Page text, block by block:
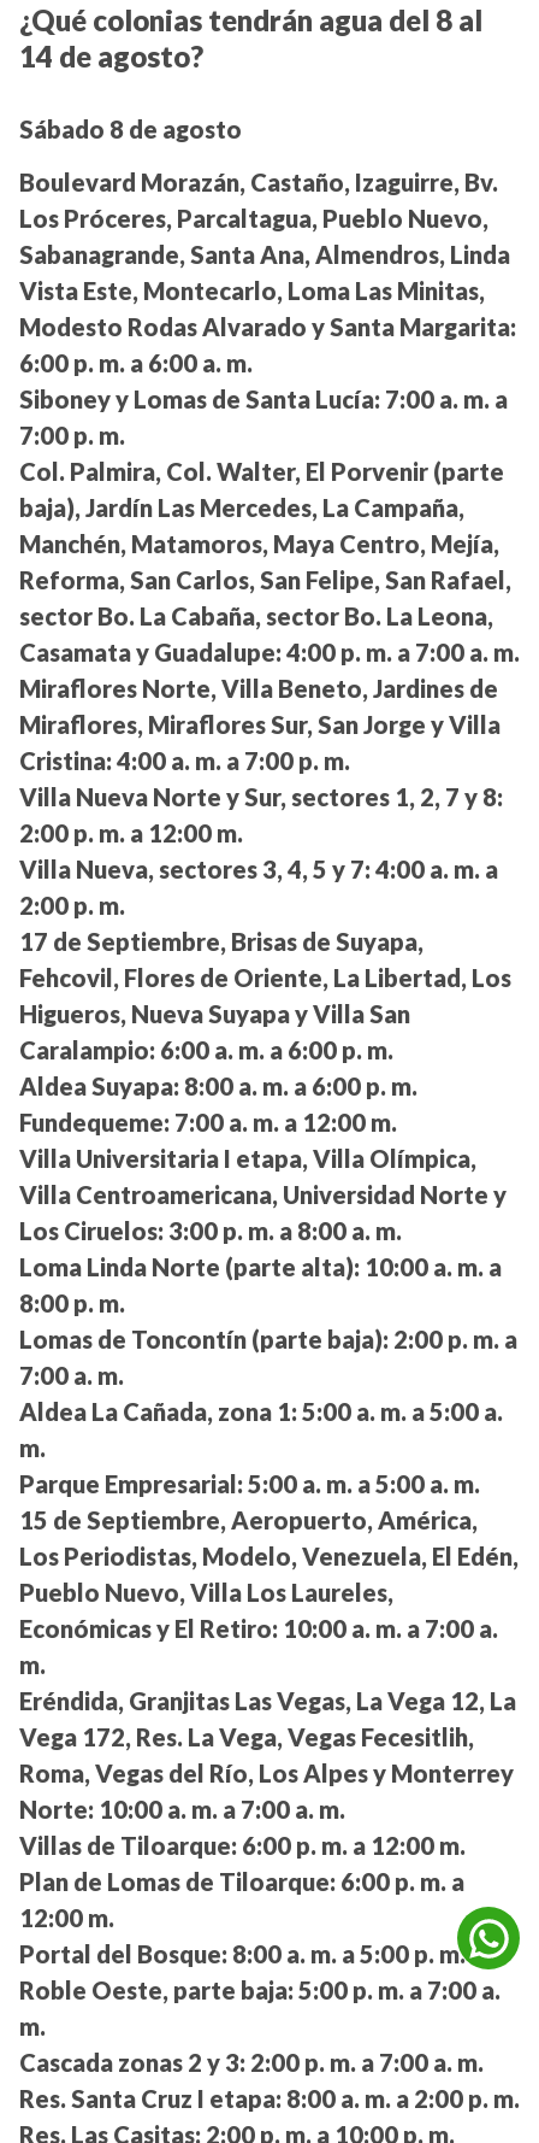
¿Qué colonias tendrán agua del 8 al
14 de agosto?
Sábado 8 de agosto
Boulevard Morazán, Castaño, Izaguirre, Bv.
Los Próceres, Parcaltagua, Pueblo Nuevo,
Sabanagrande, Santa Ana, Almendros, Linda
Vista Este, Montecarlo, Loma Las Minitas,
Modesto Rodas Alvarado y Santa Margarita:
6:00 p. m. a 6:00 a. m.
Siboney y Lomas de Santa Lucía: 7:00 a. m. a
7:00 p. m.
Col. Palmira, Col. Walter, El Porvenir (parte
baja), Jardín Las Mercedes, La Campaña,
Manchén, Matamoros, Maya Centro, Mejía,
Reforma, San Carlos, San Felipe, San Rafael,
sector Bo. La Cabaña, sector Bo. La Leona,
Casamata y Guadalupe: 4:00 p. m. a 7:00 a. m.
Miraflores Norte, Villa Beneto, Jardines de
Miraflores, Miraflores Sur, San Jorge y Villa
Cristina: 4:00 a. m. a 7:00 p. m.
Villa Nueva Norte y Sur, sectores 1, 2, 7 y 8:
2:00 p. m. a 12:00 m.
Villa Nueva, sectores 3, 4, 5 y 7: 4:00 a. m. a
2:00 p. m.
17 de Septiembre, Brisas de Suyapa,
Fehcovil, Flores de Oriente, La Libertad, Los
Higueros, Nueva Suyapa y Villa San
Caralampio: 6:00 a. m. a 6:00 p. m.
Aldea Suyapa: 8:00 a. m. a 6:00 p. m.
Fundequeme: 7:00 a. m. a 12:00 m.
Villa Universitaria I etapa, Villa Olímpica,
Villa Centroamericana, Universidad Norte y
Los Ciruelos: 3:00 p. m. a 8:00 a. m.
Loma Linda Norte (parte alta): 10:00 a. m. a
8:00 p. m.
Lomas de Toncontín (parte baja): 2:00 p. m. a
7:00 a. m.
Aldea La Cañada, zona 1: 5:00 a. m. a 5:00 a.
m.
Parque Empresarial: 5:00 a. m. a 5:00 a. m.
15 de Septiembre, Aeropuerto, América,
Los Periodistas, Modelo, Venezuela, El Edén,
Pueblo Nuevo, Villa Los Laureles,
Económicas y El Retiro: 10:00 a. m. a 7:00 a.
m.
Eréndida, Granjitas Las Vegas, La Vega 12, La
Vega 172, Res. La Vega, Vegas Fecesitlih,
Roma, Vegas del Río, Los Alpes y Monterrey
Norte: 10:00 a. m. a 7:00 a. m.
Villas de Tiloarque: 6:00 p. m. a 12:00 m.
Plan de Lomas de Tiloarque: 6:00 p. m. a
12:00 m.
Portal del Bosque: 8:00 a. m. a 5:00 p. m.
Roble Oeste, parte baja: 5:00 p. m. a 7:00 a.
m.
Cascada zonas 2 y 3: 2:00 p. m. a 7:00 a. m.
Res. Santa Cruz I etapa: 8:00 a. m. a 2:00 p. m.
Res. Las Casitas: 2:00 p. m. a 10:00 p. m.